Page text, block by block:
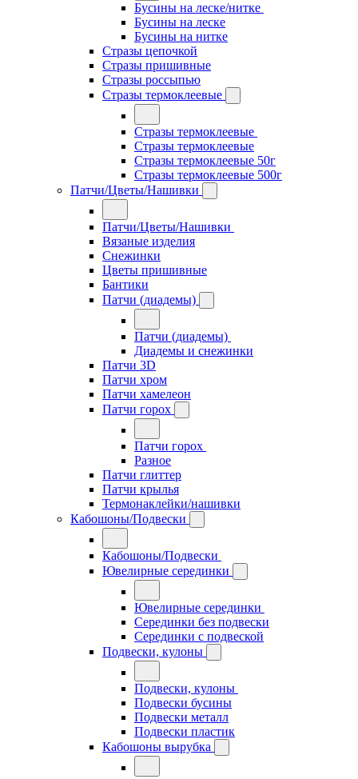
Бусины на леске/нитке
Бусины на леске
Бусины на нитке
Стразы цепочкой
Стразы пришивные
Стразы россыпью
Стразы термоклеевые
Стразы термоклеевые
Стразы термоклеевые
Стразы термоклеевые 50г
Стразы термоклеевые 500г
Патчи/Цветы/Нашивки
Патчи/Цветы/Нашивки
Вязаные изделия
Снежинки
Цветы пришивные
Бантики
Патчи (диадемы)
Патчи (диадемы)
Диадемы и снежинки
Патчи 3D
Патчи хром
Патчи хамелеон
Патчи горох
Патчи горох
Разное
Патчи глиттер
Патчи крылья
Термонаклейки/нашивки
Кабошоны/Подвески
Кабошоны/Подвески
Ювелирные серединки
Ювелирные серединки
Серединки без подвески
Серединки с подвеской
Подвески, кулоны
Подвески, кулоны
Подвески бусины
Подвески металл
Подвески пластик
Кабошоны вырубка